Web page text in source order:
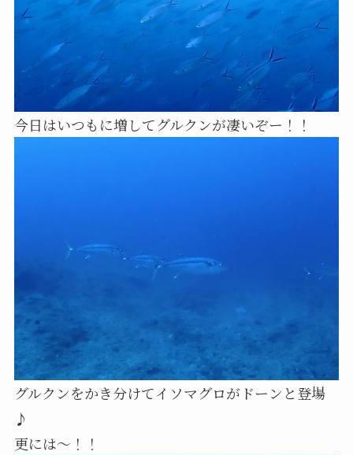
今日はいつもに増してグルクンが凄いぞー！！
グルクンをかき分けてイソマグロがドーンと登場
♪
更には〜！！